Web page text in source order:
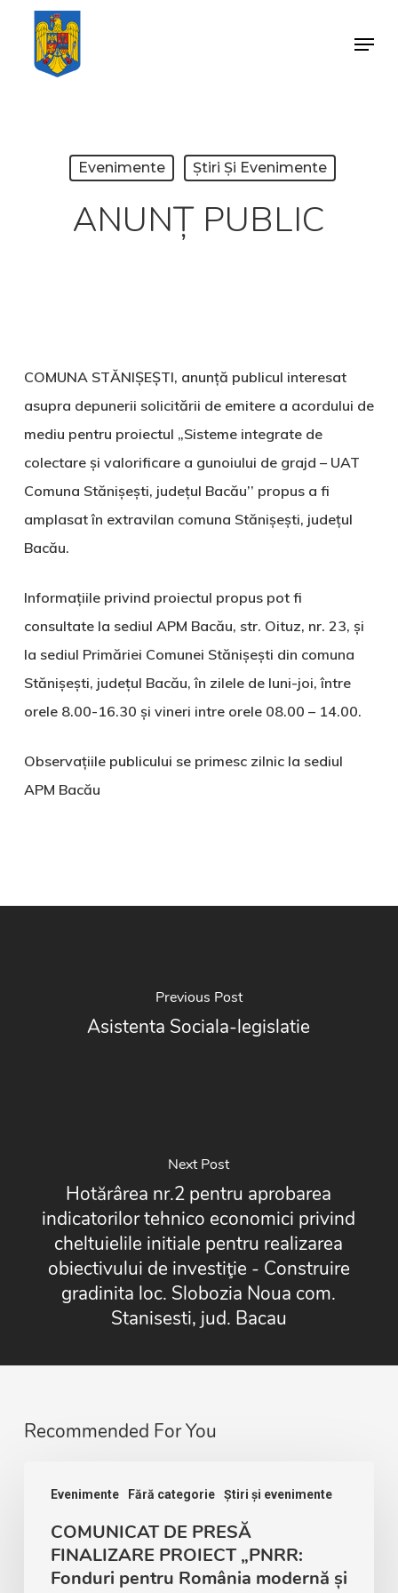
Menu
Evenimente Știri Și Evenimente
ANUNȚ PUBLIC
COMUNA STĂNIȘEȘTI, anunţă publicul interesat
asupra depunerii solicitării de emitere a acordului de
mediu pentru proiectul „Sisteme integrate de
colectare și valorificare a gunoiului de grajd – UAT
Comuna Stănișești, județul Bacău’’ propus a fi
amplasat în extravilan comuna Stănișești, județul
Bacău.
Informaţiile privind proiectul propus pot fi
consultate la sediul APM Bacău, str. Oituz, nr. 23, şi
la sediul Primăriei Comunei Stănișești din comuna
Stănișești, județul Bacău, în zilele de luni-joi, între
orele 8.00-16.30 şi vineri intre orele 08.00 – 14.00.
Observaţiile publicului se primesc zilnic la sediul
APM Bacău
Previous Post
Asistenta Sociala-legislatie
Next Post
Hotărârea nr.2 pentru aprobarea
indicatorilor tehnico economici privind
cheltuielile initiale pentru realizarea
obiectivului de investiţie - Construire
gradinita loc. Slobozia Noua com.
Stanisesti, jud. Bacau
Recommended For You
Evenimente Fără categorie Știri și evenimente
COMUNICAT DE PRESĂ
FINALIZARE PROIECT „PNRR:
Fonduri pentru România modernă și